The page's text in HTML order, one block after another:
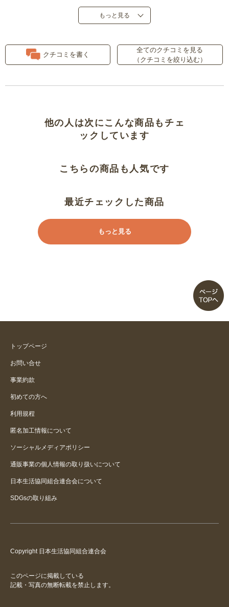
バラを育てている義母に喜ばれま
妹にプレゼントしたらとても喜ん
でいました。
手先が柔らかく使いやすい
すごく良いです。
気に入って友達にあげる分を再注
見つけた
バラの手入れは普通の手袋では無
手首が守られる
もっと見る
クチコミを書く
全てのクチコミを見る
（クチコミを絞り込む）
他の人は次にこんな商品もチェ
ックしています
こちらの商品も人気です
最近チェックした商品
もっと見る
トップページ
お問い合せ
事業約款
初めての方へ
利用規程
匿名加工情報について
ソーシャルメディアポリシー
通販事業の個人情報の取り扱いについて
日本生活協同組合連合会について
SDGsの取り組み
Copyright 日本生活協同組合連合会
このページに掲載している
記載・写真の無断転載を禁止します。